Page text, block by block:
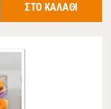
ΣΤΟ ΚΑΛΑΘΙ